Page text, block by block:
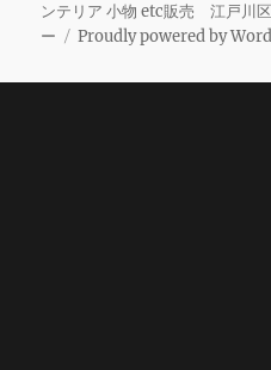
ト
に
関
ル
予
約
示
室
ス
ク
ー
ンテリア 小物 etc販売 江戸川
ー
Proudly powered by